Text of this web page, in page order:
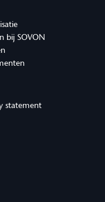
bij SOVON
statement